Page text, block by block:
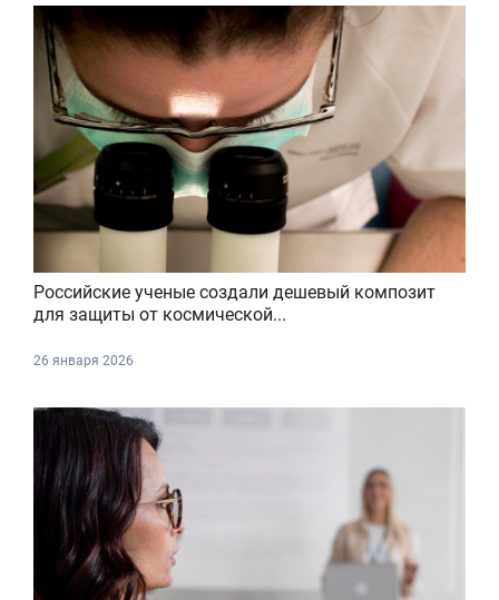
Российские ученые создали дешевый композит
для защиты от космической...
26 января 2026